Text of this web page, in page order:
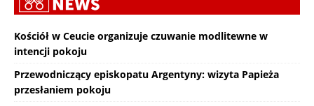
Kościół w Ceucie organizuje czuwanie modlitewne w
intencji pokoju
Przewodniczący episkopatu Argentyny: wizyta Papieża
przesłaniem pokoju